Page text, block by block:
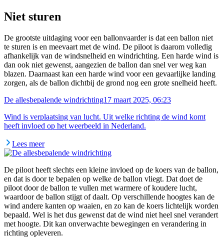
Niet sturen
De grootste uitdaging voor een ballonvaarder is dat een ballon niet
te sturen is en meevaart met de wind. De piloot is daarom volledig
afhankelijk van de windsnelheid en windrichting. Een harde wind is
dan ook niet gewenst, aangezien de ballon dan snel ver weg kan
blazen. Daarnaast kan een harde wind voor een gevaarlijke landing
zorgen, als de ballon dichtbij de grond nog een grote snelheid heeft.
De allesbepalende windrichting17 maart 2025, 06:23
Wind is verplaatsing van lucht. Uit welke richting de wind komt
heeft invloed op het weerbeeld in Nederland.
Lees meer
De piloot heeft slechts een kleine invloed op de koers van de ballon,
en dat is door te bepalen op welke de ballon vliegt. Dat doet de
piloot door de ballon te vullen met warmere of koudere lucht,
waardoor de ballon stijgt of daalt. Op verschillende hoogtes kan de
wind andere kanten op waaien, en zo kan de koers lichtelijk worden
bepaald. Wel is het dus gewenst dat de wind niet heel snel verandert
met hoogte. Dit kan onverwachte bewegingen en verandering in
richting opleveren.